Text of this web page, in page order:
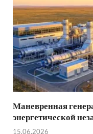
Маневренная
энергетической
15.06.2026